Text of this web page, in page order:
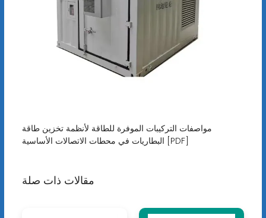
مواصفات التركيبات الموفرة للطاقة لأنظمة تخزين طاقة
البطاريات في محطات الاتصالات الأساسية [PDF]
مقالات ذات صلة